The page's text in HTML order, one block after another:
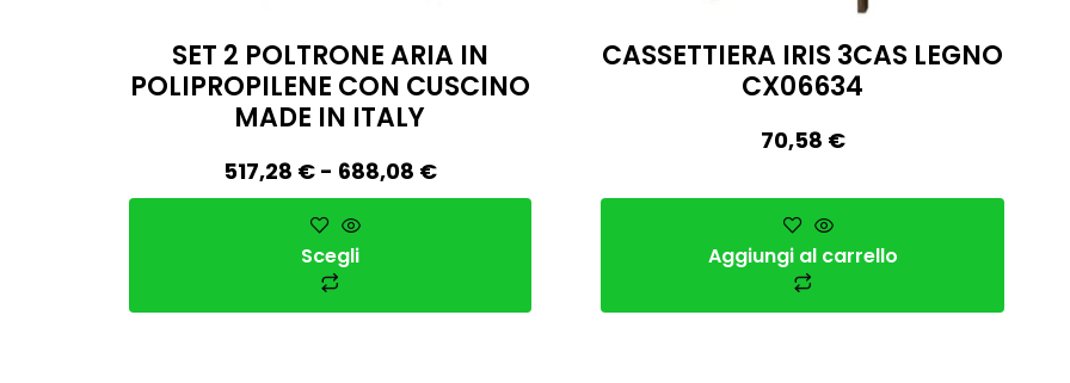
SET 2 POLTRONE ARIA IN
POLIPROPILENE CON CUSCINO
MADE IN ITALY
517,28 € - 688,08 €
Scegli
CASSETTIERA IRIS 3CAS LEGNO
CX06634
70,58 €
Aggiungi al carrello